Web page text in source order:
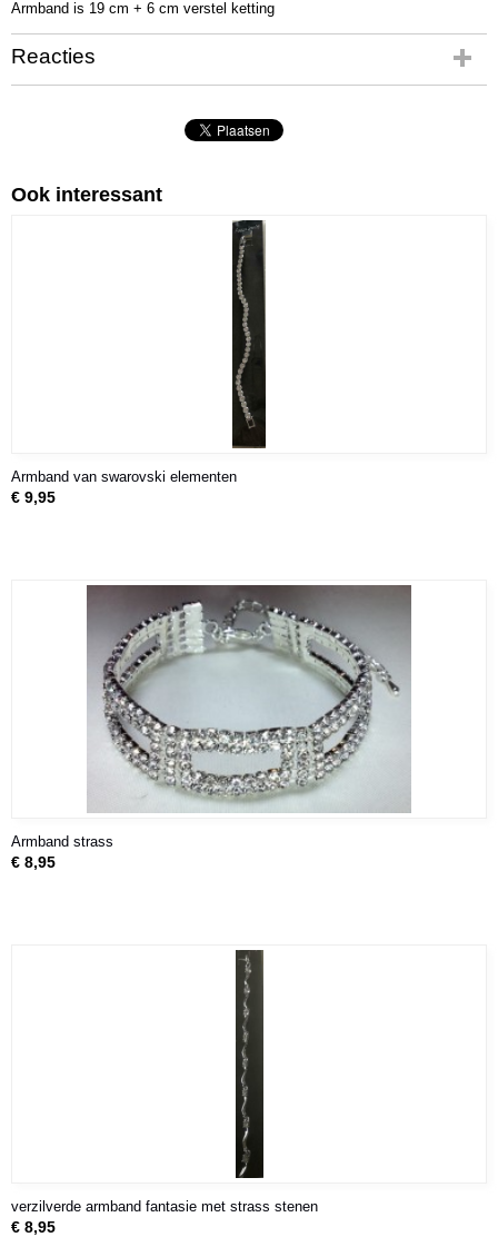
Netto gewicht
75,00 g
Bruto gewicht
Armband is 19 cm + 6 cm verstel ketting
Reacties
Ook interessant
Armband van swarovski elementen
€ 9,95
Armband strass
€ 8,95
verzilverde armband fantasie met strass stenen
€ 8,95